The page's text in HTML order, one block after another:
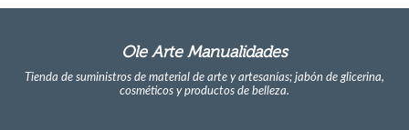
Ole Arte Manualidades
Tienda de suministros de material de arte y artesanías; jabón de glicerina,
cosméticos y productos de belleza.